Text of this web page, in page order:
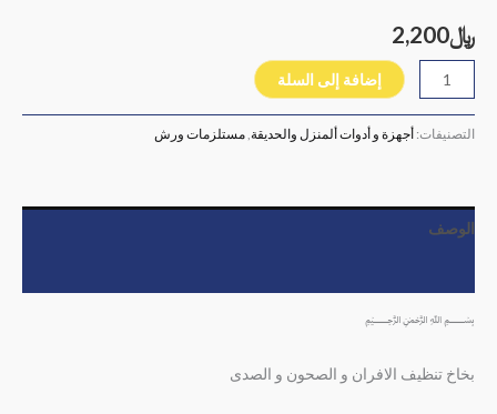
﷼2,200
إضافة إلى السلة
التصنيفات: أجهزة و أدوات ألمنزل والحديقة مستلزمات ورش
الوصف
﷽
بخاخ تنظيف الافران و الصحون و الصدى